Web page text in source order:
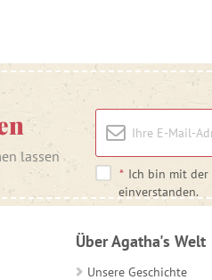
lassen
* Ich bin mit der
einverstanden.
Über Agatha's Welt
Unsere Geschichte